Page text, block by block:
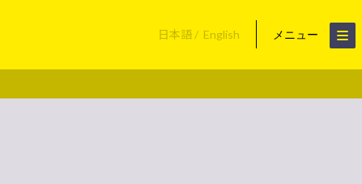
日本語 English メニュー